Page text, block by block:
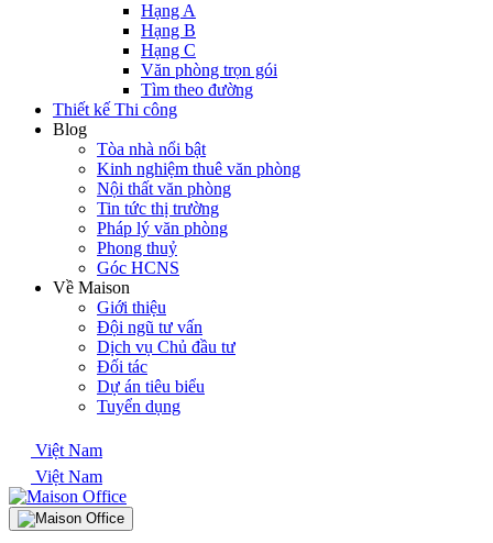
Hạng A
Hạng B
Hạng C
Văn phòng trọn gói
Tìm theo đường
Thiết kế Thi công
Blog
Tòa nhà nổi bật
Kinh nghiệm thuê văn phòng
Nội thất văn phòng
Tin tức thị trường
Pháp lý văn phòng
Phong thuỷ
Góc HCNS
Về Maison
Giới thiệu
Đội ngũ tư vấn
Dịch vụ Chủ đầu tư
Đối tác
Dự án tiêu biểu
Tuyển dụng
Việt Nam
Việt Nam